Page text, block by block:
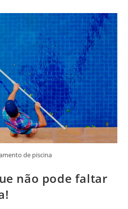
de piscina
não pode faltar